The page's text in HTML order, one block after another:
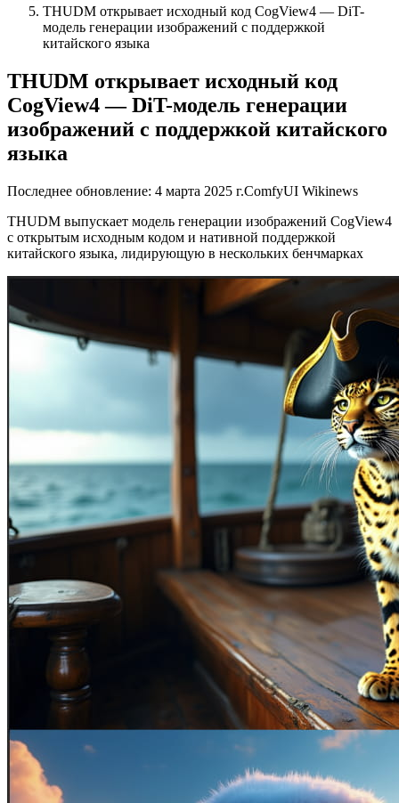
THUDM открывает исходный код CogView4 — DiT-
модель генерации изображений с поддержкой
китайского языка
THUDM открывает исходный код
CogView4 — DiT-модель генерации
изображений с поддержкой китайского
языка
Последнее обновление: 4 марта 2025 г.ComfyUI Wikinews
THUDM выпускает модель генерации изображений CogView4
с открытым исходным кодом и нативной поддержкой
китайского языка, лидирующую в нескольких бенчмарках